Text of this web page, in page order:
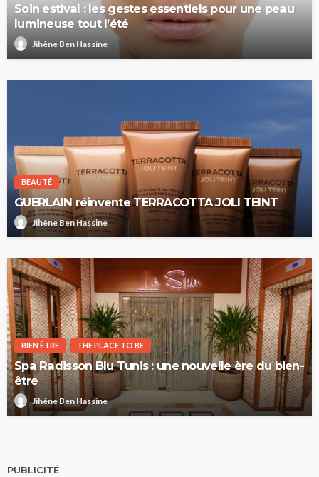
Soin estival : les gestes essentiels pour une peau
lumineuse tout l’été
Jihène Ben Hassine
BEAUTÉ
GUERLAIN réinvente TERRACOTTA JOLI TEINT
Jihène Ben Hassine
BIEN ÊTRE THE PLACE TO BE
Spa Radisson Blu Tunis : une nouvelle ère du bien-
être
Jihène Ben Hassine
PUBLICITÉ